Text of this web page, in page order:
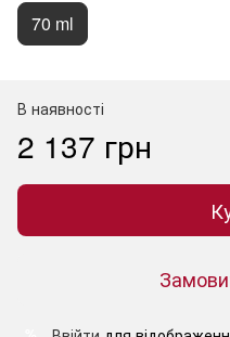
70 ml
В наявності
2 137 грн